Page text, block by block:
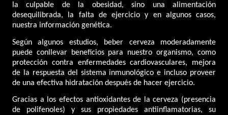
la culpable de la obesidad, sino una alimentación
desequilibrada, la falta de ejercicio y en algunos casos,
nuestra información genética.
Según algunos estudios, beber cerveza moderadamente
puede conllevar beneficios para nuestro organismo, como
protección contra enfermedades cardiovasculares, mejora
de la respuesta del sistema inmunológico e incluso proveer
de una efectiva hidratación después de hacer ejercicio.
Gracias a los efectos antioxidantes de la cerveza (presencia
de polifenoles) y sus propiedades antiinflamatorias, su